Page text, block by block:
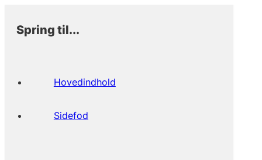
Spring til...
Hovedindhold
Sidefod